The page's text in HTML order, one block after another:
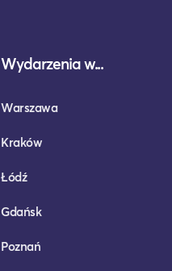
Wydarzenia w...
Warszawa
Kraków
Łódź
Gdańsk
Poznań